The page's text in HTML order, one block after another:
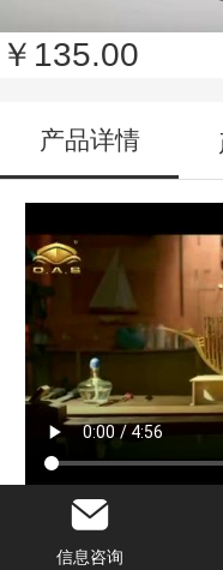
￥135.00
产品详情
1:20
信息咨询